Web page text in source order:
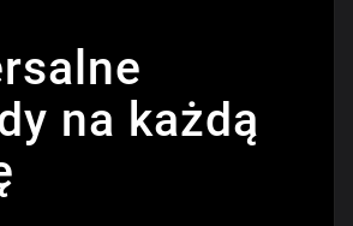
na każdą